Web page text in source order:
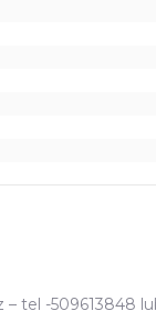
tel -509613848